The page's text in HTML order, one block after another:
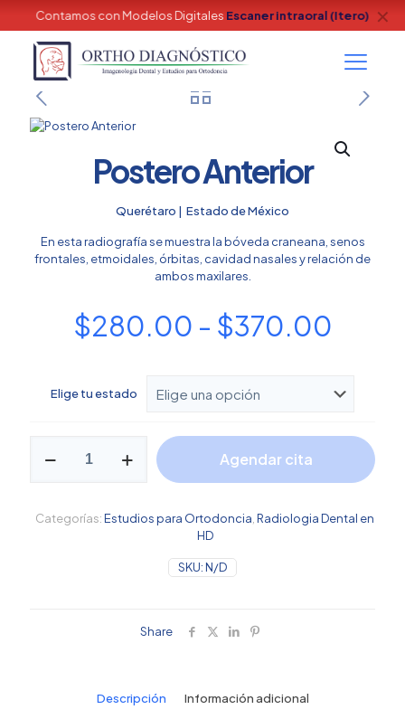
Contamos con Modelos Digitales Escaner intraoral (Itero) ✕
Postero Anterior
Querétaro | Estado de México
En esta radiografía se muestra la bóveda craneana, senos
frontales, etmoidales, órbitas, cavidad nasales y relación de
ambos maxilares.
$280.00 - $370.00
hasta
Elige tu estado
Anterior
Agendar cita
SKU:N/D
Categorías:Estudios para Ortodoncia Radiologia Dental en
HD
Share
Descripción Información adicional